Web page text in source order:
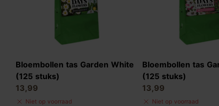
Bloembollen tas Garden White
(125 stuks)
13,99
Niet op voorraad
Bloembollen tas
(125 stuks)
13,99
Niet op voorraad